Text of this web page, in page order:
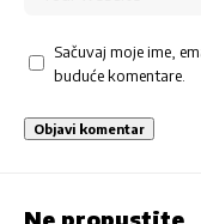
Sačuvaj moje ime,
buduće komentare.
Ne propustite